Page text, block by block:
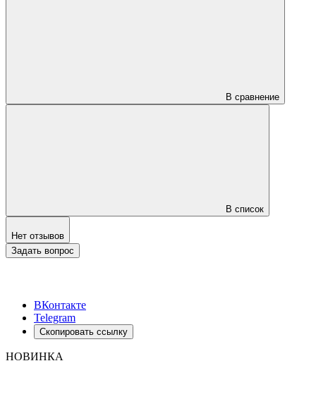
В сравнение
В список
Нет отзывов
Задать вопрос
ВКонтакте
Telegram
Скопировать ссылку
НОВИНКА